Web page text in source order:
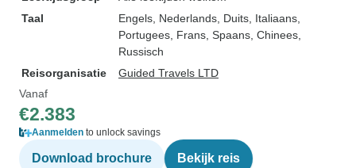
Taal
Engels, Nederlands, Duits, Italiaans,
Portugees, Frans, Spaans, Chinees,
Russisch
Reisorganisatie
Guided Travels LTD
Vanaf
€2.383
Aanmelden to unlock savings
Download brochure Bekijk reis